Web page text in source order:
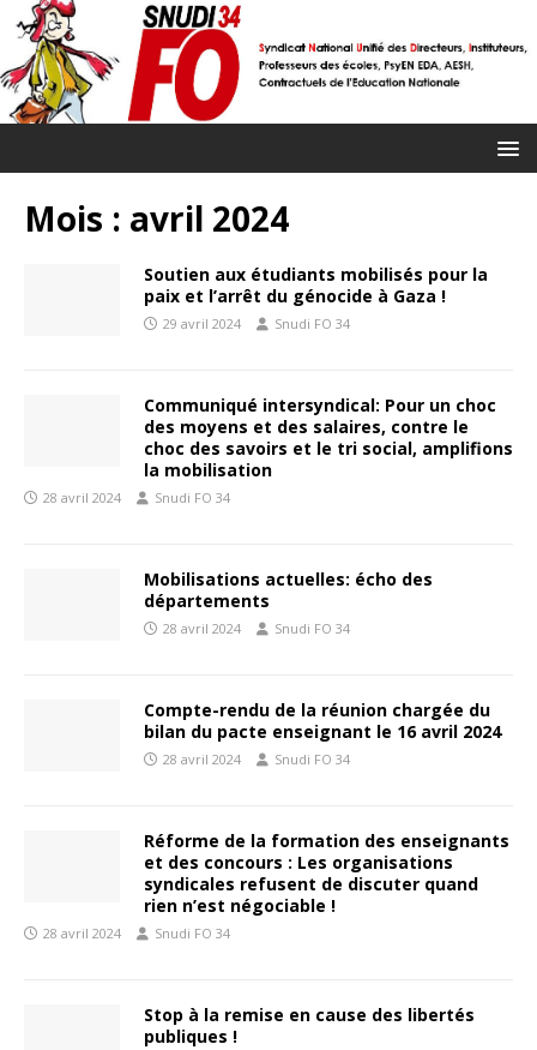
Mois : avril 2024
Soutien aux étudiants mobilisés pour la
paix et l’arrêt du génocide à Gaza !
29 avril 2024 Snudi FO 34
Communiqué intersyndical: Pour un choc
des moyens et des salaires, contre le
choc des savoirs et le tri social, amplifions
la mobilisation
28 avril 2024 Snudi FO 34
Mobilisations actuelles: écho des
départements
28 avril 2024 Snudi FO 34
Compte-rendu de la réunion chargée du
bilan du pacte enseignant le 16 avril 2024
28 avril 2024 Snudi FO 34
Réforme de la formation des enseignants
et des concours : Les organisations
syndicales refusent de discuter quand
rien n’est négociable !
28 avril 2024 Snudi FO 34
Stop à la remise en cause des libertés
publiques !